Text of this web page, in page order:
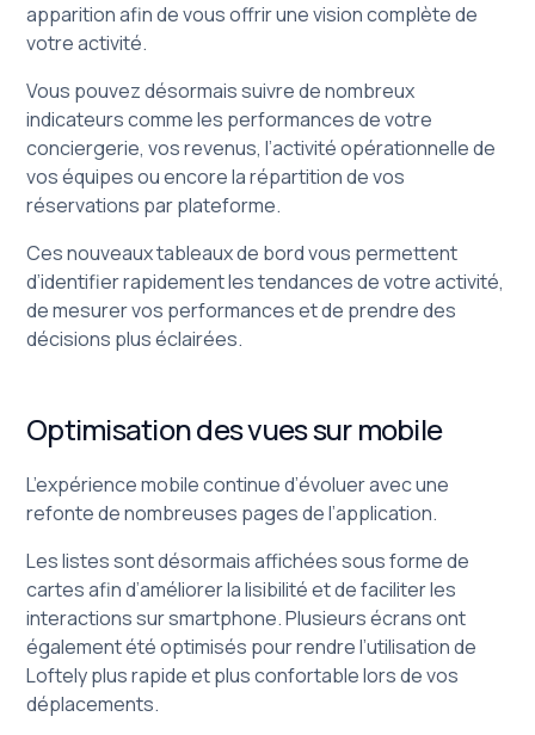
apparition afin de vous offrir une vision complète de
votre activité.
Vous pouvez désormais suivre de nombreux
indicateurs comme les performances de votre
conciergerie, vos revenus, l’activité opérationnelle de
vos équipes ou encore la répartition de vos
réservations par plateforme.
Ces nouveaux tableaux de bord vous permettent
d’identifier rapidement les tendances de votre activité,
de mesurer vos performances et de prendre des
décisions plus éclairées.
Optimisation des vues sur mobile
L’expérience mobile continue d’évoluer avec une
refonte de nombreuses pages de l’application.
Les listes sont désormais affichées sous forme de
cartes afin d’améliorer la lisibilité et de faciliter les
interactions sur smartphone. Plusieurs écrans ont
également été optimisés pour rendre l’utilisation de
Loftely plus rapide et plus confortable lors de vos
déplacements.